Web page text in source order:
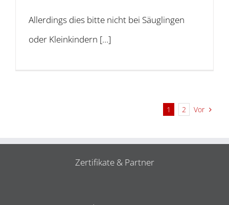
Allerdings dies bitte nicht bei Säuglingen
oder Kleinkindern […]
1 2 Vor
Zertifikate & Partner